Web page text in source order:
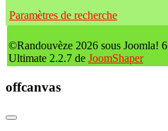
Paramètres de recherche
©Randouvèze 2026 sous Joomla!
Ultimate 2.2.7 de JoomShaper
offcanvas